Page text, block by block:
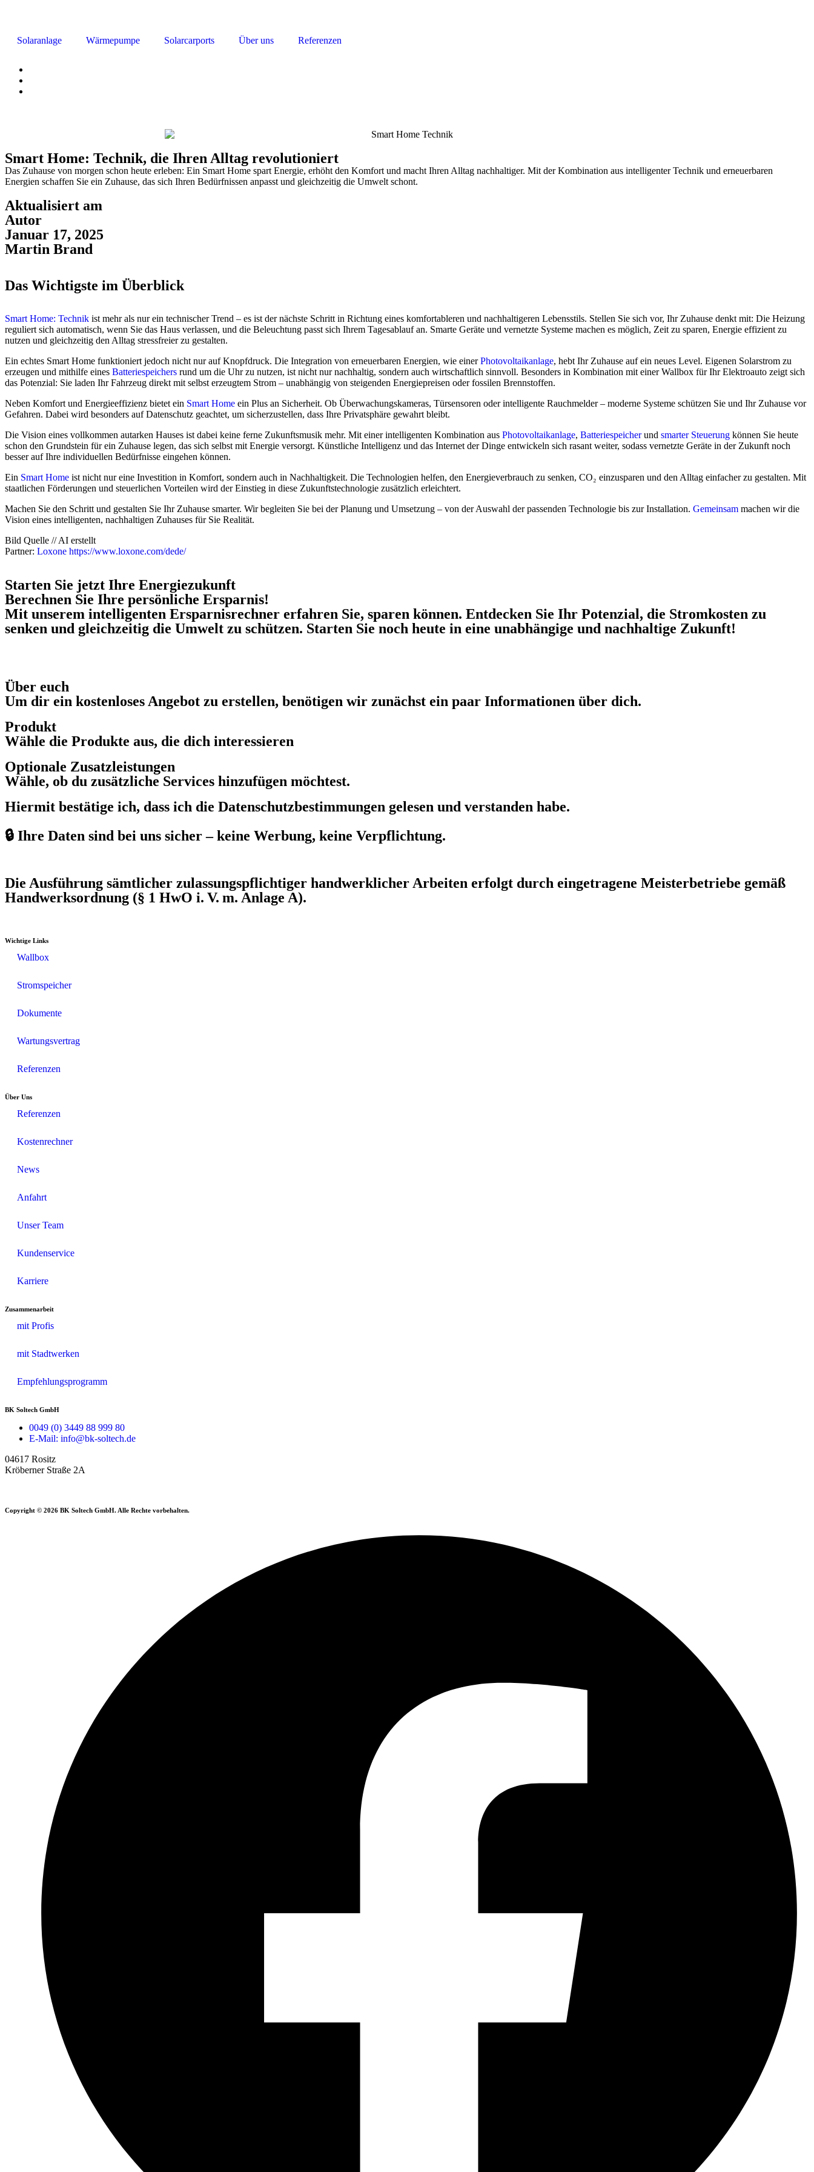
Solaranlage Wärmepumpe Solarcarports Über uns Referenzen
Smart Home: Technik, die Ihren Alltag revolutioniert
Das Zuhause von morgen schon heute erleben: Ein Smart Home spart Energie, erhöht den Komfort und macht Ihren Alltag nachhaltiger. Mit der Kombination aus intelligenter Technik und erneuerbaren
Energien schaffen Sie ein Zuhause, das sich Ihren Bedürfnissen anpasst und gleichzeitig die Umwelt schont.
Aktualisiert am
Autor
Januar 17, 2025
Martin Brand
Das Wichtigste im Überblick
Smart Home: Technik ist mehr als nur ein technischer Trend – es ist der nächste Schritt in Richtung eines komfortableren und nachhaltigeren Lebensstils. Stellen Sie sich vor, Ihr Zuhause denkt mit: Die Heizung
reguliert sich automatisch, wenn Sie das Haus verlassen, und die Beleuchtung passt sich Ihrem Tagesablauf an. Smarte Geräte und vernetzte Systeme machen es möglich, Zeit zu sparen, Energie effizient zu
nutzen und gleichzeitig den Alltag stressfreier zu gestalten.
Ein echtes Smart Home funktioniert jedoch nicht nur auf Knopfdruck. Die Integration von erneuerbaren Energien, wie einerPhotovoltaikanlage, hebt Ihr Zuhause auf ein neues Level. Eigenen Solarstrom zu
erzeugen und mithilfe eines Batteriespeichers rund um die Uhr zu nutzen, ist nicht nur nachhaltig, sondern auch wirtschaftlich sinnvoll. Besonders in Kombination mit einer Wallbox für Ihr Elektroauto zeigt sich
das Potenzial: Sie laden Ihr Fahrzeug direkt mit selbst erzeugtem Strom – unabhängig von steigenden Energiepreisen oder fossilen Brennstoffen.
Neben Komfort und Energieeffizienz bietet ein Smart Home ein Plus an Sicherheit. Ob Überwachungskameras, Türsensoren oder intelligente Rauchmelder – moderne Systeme schützen Sie und Ihr Zuhause vor
Gefahren. Dabei wird besonders auf Datenschutz geachtet, um sicherzustellen, dass Ihre Privatsphäre gewahrt bleibt.
Die Vision eines vollkommen autarken Hauses ist dabei keine ferne Zukunftsmusik mehr. Mit einer intelligenten Kombination aus Photovoltaikanlage, Batteriespeicherund smarter Steuerung können Sie heute
schon den Grundstein für ein Zuhause legen, das sich selbst mit Energie versorgt. Künstliche Intelligenz und das Internet der Dinge entwickeln sich rasant weiter, sodass vernetzte Geräte in der Zukunft noch
besser auf Ihre individuellen Bedürfnisse eingehen können.
Ein Smart Home ist nicht nur eine Investition in Komfort, sondern auch in Nachhaltigkeit. Die Technologien helfen, den Energieverbrauch zu senken, CO₂ einzusparen und den Alltag einfacher zu gestalten. Mit
staatlichen Förderungen und steuerlichen Vorteilen wird der Einstieg in diese Zukunftstechnologie zusätzlich erleichtert.
Machen Sie den Schritt und gestalten Sie Ihr Zuhause smarter. Wir begleiten Sie bei der Planung und Umsetzung – von der Auswahl der passenden Technologie bis zur Installation. Gemeinsam machen wir die
Vision eines intelligenten, nachhaltigen Zuhauses für Sie Realität.
Bild Quelle // AI erstellt
Partner: Loxone https://www.loxone.com/dede/
Starten Sie jetzt Ihre Energiezukunft
Berechnen Sie Ihre persönliche Ersparnis!
Mit unserem intelligenten Ersparnisrechner erfahren Sie, sparen können. Entdecken Sie Ihr Potenzial, die Stromkosten zu
senken und gleichzeitig die Umwelt zu schützen. Starten Sie noch heute in eine unabhängige und nachhaltige Zukunft!
Über euch
Um dir ein kostenloses Angebot zu erstellen, benötigen wir zunächst ein paar Informationen über dich.
Produkt
Wähle die Produkte aus, die dich interessieren
Optionale Zusatzleistungen
Wähle, ob du zusätzliche Services hinzufügen möchtest.
Hiermit bestätige ich, dass ich die Datenschutzbestimmungen gelesen und verstanden habe.
🔒 Ihre Daten sind bei uns sicher – keine Werbung, keine Verpflichtung.
Die Ausführung sämtlicher zulassungspflichtiger handwerklicher Arbeiten erfolgt durch eingetragene Meisterbetriebe gemäß
Handwerksordnung (§ 1 HwO i. V. m. Anlage A).
Wichtige Links
Wallbox
Stromspeicher
Dokumente
Wartungsvertrag
Referenzen
Über Uns
Referenzen
Kostenrechner
News
Anfahrt
Unser Team
Kundenservice
Karriere
Zusammenarbeit
mit Profis
mit Stadtwerken
Empfehlungsprogramm
BK Soltech GmbH
0049 (0) 3449 88 999 80
E-Mail: info@bk-soltech.de
04617 Rositz
Kröberner Straße 2A
Copyright © 2026 BK Soltech GmbH. Alle Rechte vorbehalten.